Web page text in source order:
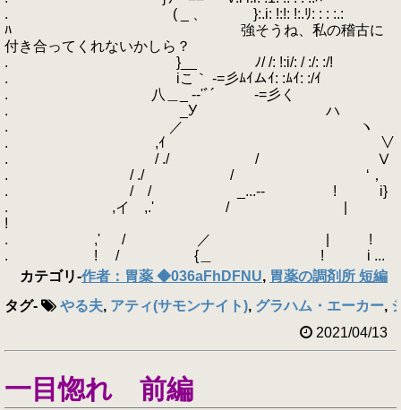
. ( _ 、 }:.i: !:!: !:.ﾘ: : : :.:
ﾊ 強そうね、私の稽古に
付き合ってくれないかしら？
. }__ ﾉ/ /: !:i/: / :/: :/!
. iこ｀ -=彡ﾑｲムｲ: :ﾑｲ: :/ｲ
. 八＿_ -‐'ﾞ´ -=彡く
. _У ハ
. ／ ヽ
. ,ｲ ∨
. / ./ / Ⅴ
. / ./ / ‘，
. / / _...-‐ ! i}
. ,イ ,.' / |
!
. ,' / ／ | !
. ! / {＿ ! i ...
カテゴリ-作者：胃薬 ◆036aFhDFNU, 胃薬の調剤所 短編
タグ- やる夫, アティ(サモンナイト), グラハム・エーカー,
2021/04/13
一目惚れ 前編